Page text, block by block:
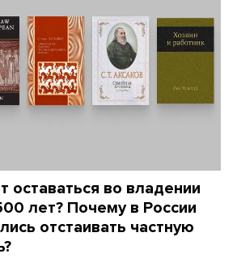
оставаться во владении
лет? Почему в России
отстаивать частную